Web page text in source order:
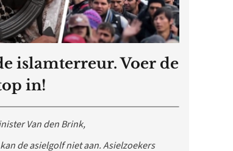
islamterreur. Voer de
in!
Van den Brink,
de asielgolf niet aan. Asielzoekers